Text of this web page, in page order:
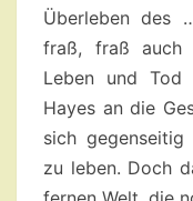
Überleben des
fraß, fraß auch
Leben und Tod
Hayes an die
sich
zu leben. Doch